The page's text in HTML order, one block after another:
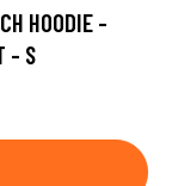
HOODIE -
- S